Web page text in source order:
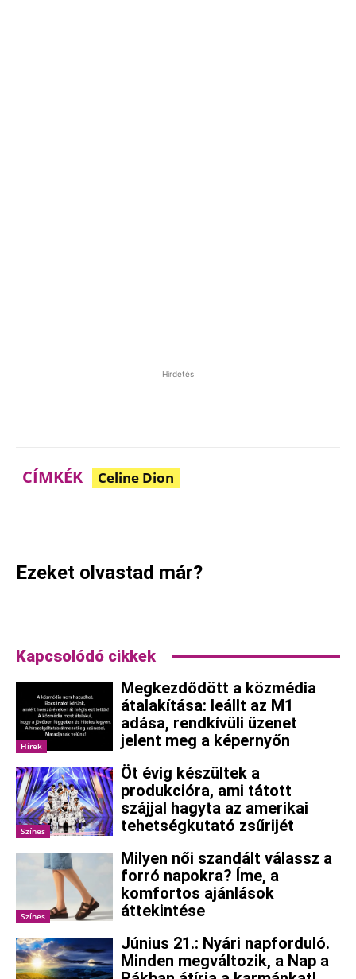
Hirdetés
CÍMKÉK Celine Dion
Ezeket olvastad már?
Kapcsolódó cikkek
Hírek
Megkezdődött a közmédia
átalakítása: leállt az M1
adása, rendkívüli üzenet
jelent meg a képernyőn
Színes
Öt évig készültek a
produkcióra, ami tátott
szájjal hagyta az amerikai
tehetségkutató zsűrijét
Színes
Milyen női szandált válassz a
forró napokra? Íme, a
komfortos ajánlások
áttekintése
Június 21.: Nyári napforduló.
Minden megváltozik, a Nap a